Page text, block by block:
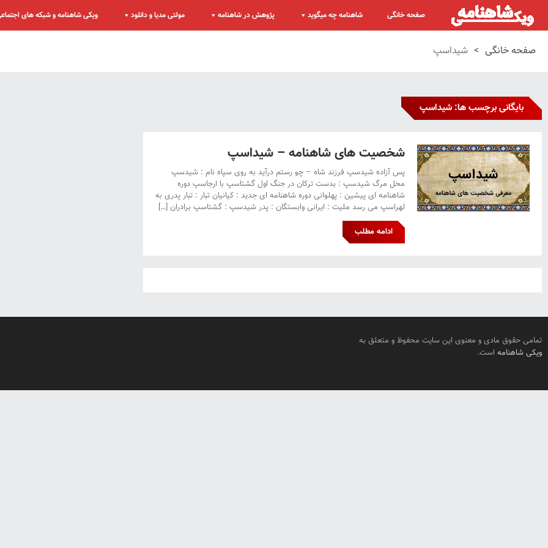
صفحه خانگی شاهنامه چه میگوید پژوهش در شاهنامه مولتی مدیا و دانلود ویکی شاهنامه و شبکه های
صفحه خانگی > شیداسپ
بایگانی برچسب ها: شیداسپ
شخصیت های شاهنامه – شیداسپ
پس آزاده شیدسپ فرزند شاه – چو رستم درآید به روی سپاه نام : شیدسپ
محل مرگ شیدسپ : بدست ترکان در جنگ اول گشتاسپ با ارجاسپ دوره
شاهنامه ای پیشین : پهلوانی دوره شاهنامه ای جدید : کیانیان تبار : تبار پدری به
لهراسپ می رسد ملیت : ایرانی وابستگان : پدر شیدسپ : گشتاسپ برادران […]
ادامه مطلب
تمامی حقوق مادی و معنوی این سایت محفوظ و متعلق به
ویکی شاهنامه است.